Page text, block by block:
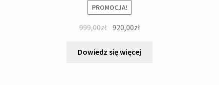
PROMOCJA!
999,00zł Pierwotna
wynosiła:
920,00złAktualna
wynosi:
Dowiedz się więcej